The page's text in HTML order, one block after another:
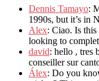
Dennis Tamayo:
1990s, but it’s in
Alex: Ciao. Is this
looking to
david: hello , tres
conseiller sur
Álex: Do you